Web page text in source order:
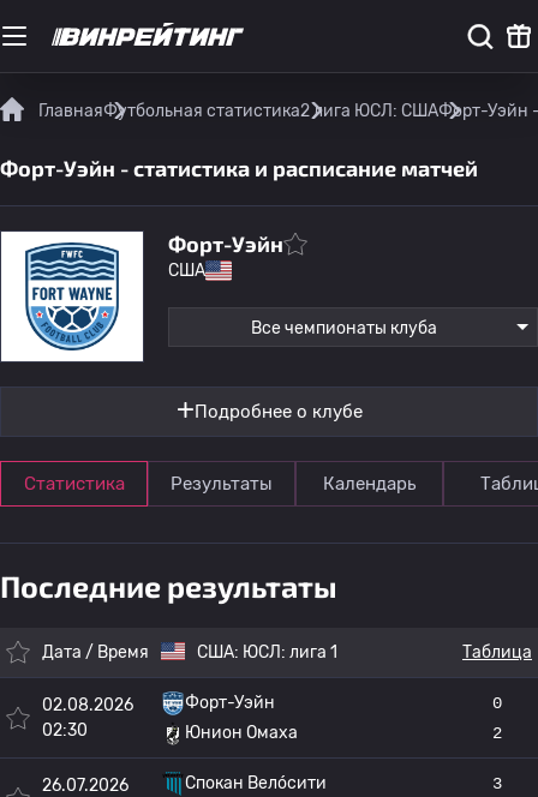
ГлавнаяФутбольная статистика2 лига ЮСЛ: СШАФорт-Уэйн
Форт-Уэйн - статистика и расписание матчей
Форт-Уэйн
США
Все чемпионаты клуба
Подробнее о клубе
Статистика Результаты Календарь
Последние результаты
Дата / Время США: ЮСЛ: лига 1 Таблица
02.08.2026
02:30
Форт-Уэйн
Юнион Омаха
0
2
26.07.2026
Спокан Вело́сити
3